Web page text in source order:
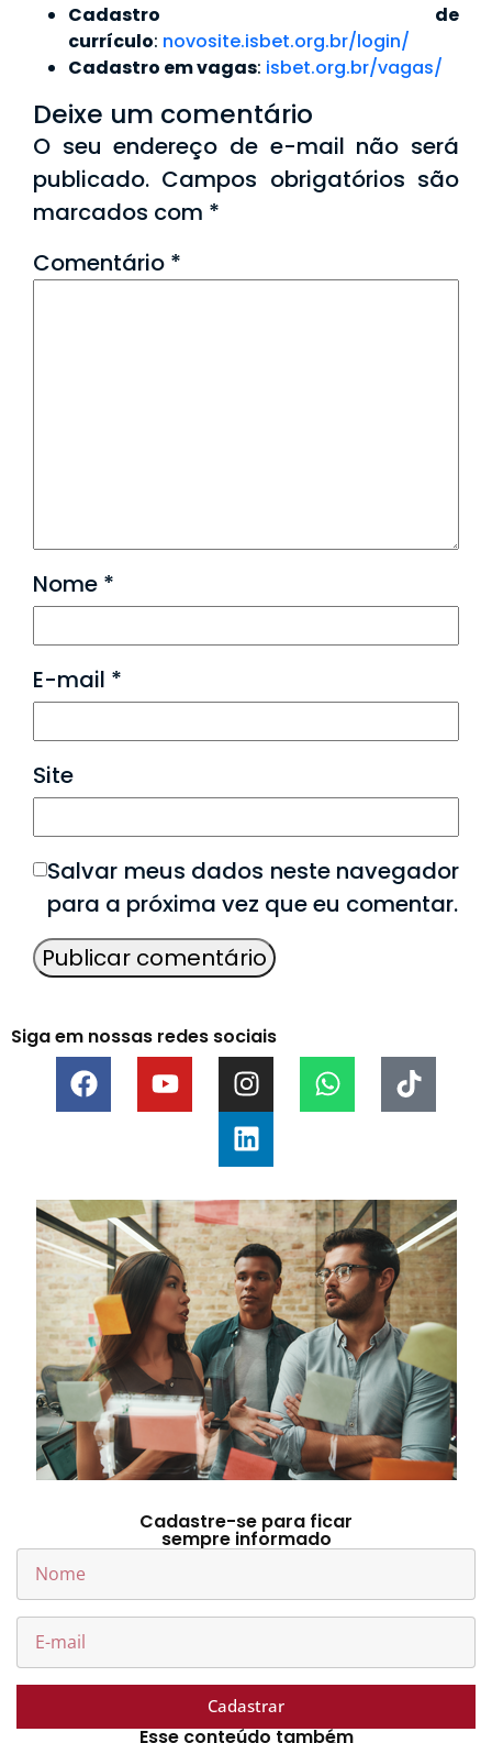
Cadastro de
currículo: novosite.isbet.org.br/login/
Cadastro em vagas: isbet.org.br/vagas/
Deixe um comentário
O seu endereço de e-mail não será
publicado. Campos obrigatórios são
marcados com *
Comentário *
Nome *
E-mail *
Site
Salvar meus dados neste navegador
para a próxima vez que eu comentar.
Siga em nossas redes sociais
Cadastre-se para ficar
sempre informado
Cadastrar
Esse conteúdo também